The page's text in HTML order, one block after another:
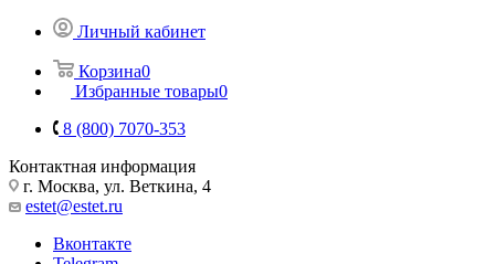
Личный кабинет
Корзина0
Избранные товары0
8 (800) 7070-353
Контактная информация
г. Москва, ул. Веткина, 4
estet@estet.ru
Вконтакте